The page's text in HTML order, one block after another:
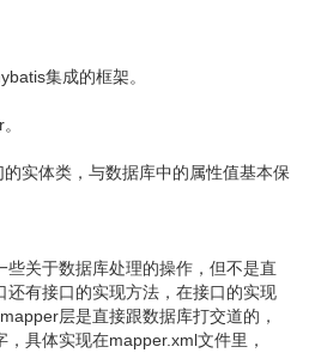
集成的框架。
实体类，与数据库中的属性值基本保
些关于数据库处理的操作，但不是直
还有接口的实现方法，在接口的实现
层是直接跟数据库打交道的，
具体实现在mapper.xml文件里，